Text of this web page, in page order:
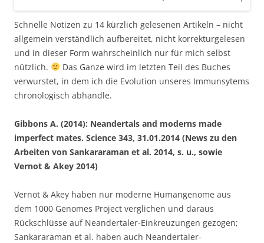
Schnelle Notizen zu 14 kürzlich gelesenen Artikeln – nicht
allgemein verständlich aufbereitet, nicht korrekturgelesen
und in dieser Form wahrscheinlich nur für mich selbst
nützlich.
Das Ganze wird im letzten Teil des Buches
verwurstet, in dem ich die Evolution unseres Immunsytems
chronologisch abhandle.
Gibbons A. (2014): Neandertals and moderns made
imperfect mates. Science 343, 31.01.2014 (News zu den
Arbeiten von Sankararaman et al. 2014, s. u., sowie
Vernot & Akey 2014)
Vernot & Akey haben nur moderne Humangenome aus
dem 1000 Genomes Project verglichen und daraus
Rückschlüsse auf Neandertaler-Einkreuzungen gezogen;
Sankararaman et al. haben auch Neandertaler-